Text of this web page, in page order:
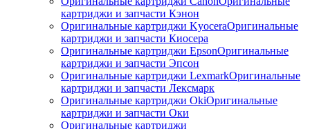
картриджи и запчасти Кэнон
Оригинальные картриджи KyoceraОригинальные
картриджи и запчасти Киосера
Оригинальные картриджи EpsonОригинальные
картриджи и запчасти Эпсон
Оригинальные картриджи LexmarkОригинальные
картриджи и запчасти Лексмарк
Оригинальные картриджи ОkiОригинальные
картриджи и запчасти Оки
Оригинальные картриджи